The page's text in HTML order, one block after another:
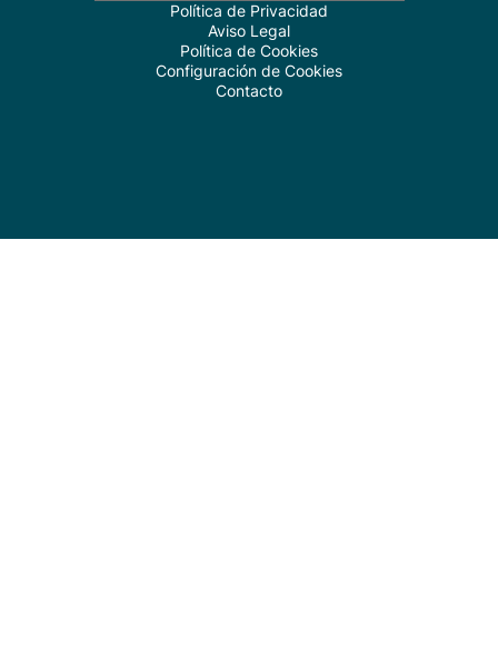
Política de Privacidad
Aviso Legal
Política de Cookies
Configuración de Cookies
Contacto